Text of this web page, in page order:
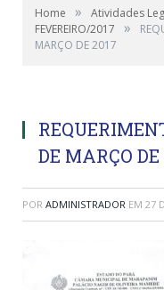
Home » Atividades
FEVEREIRO/2017
»
MARÇO DE 2017
DE MARÇO DE
POR ADMINISTRADOR EM 27